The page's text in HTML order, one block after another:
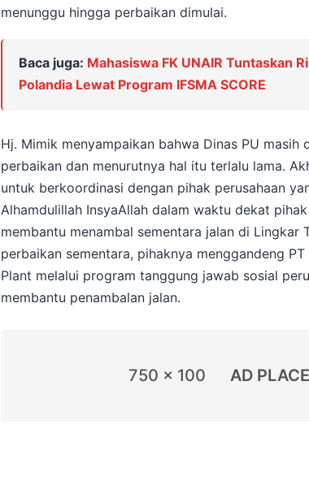
menunggu hingga perbaikan dimulai.
Baca juga: Mahasiswa FK UNAIR Tuntaskan
Polandia Lewat Program IFSMA SCORE
Hj. Mimik menyampaikan bahwa Dinas PU masih
perbaikan dan menurutnya hal itu terlalu lama.
untuk berkoordinasi dengan pihak perusahaan
Alhamdulillah InsyaAllah dalam waktu dekat
membantu menambal sementara jalan di Lingkar
perbaikan sementara, pihaknya menggandeng
Plant melalui program tanggung jawab sosial
membantu penambalan jalan.
750 x 100 AD